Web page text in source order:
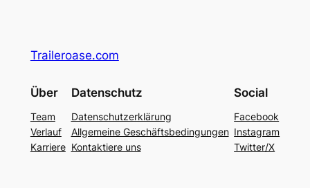
Traileroase.com
Über
Team
Verlauf
Karriere
Datenschutz
Datenschutzerklärung
Allgemeine Geschäftsbedingungen
Kontaktiere uns
Social
Facebook
Instagram
Twitter/X